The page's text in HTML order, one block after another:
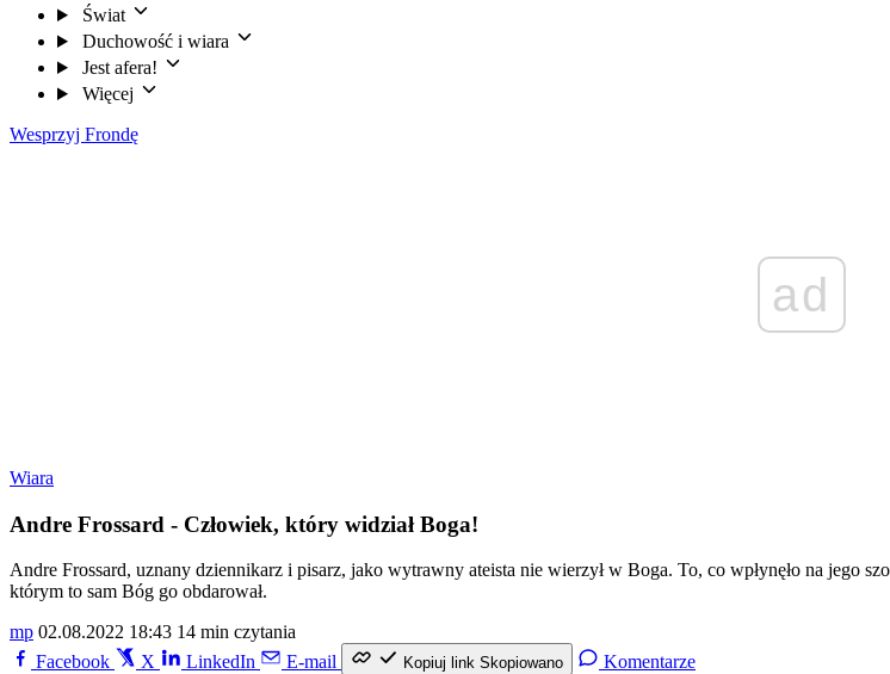
Świat
Duchowość i wiara
Jest afera!
Więcej
Wesprzyj Frondę
ad
Wiara
Andre Frossard - Człowiek, który widział Boga!
Andre Frossard, uznany dziennikarz i pisarz, jako wytrawny ateista nie wierzył w Boga. To, co wpłynęło na jego
którym to sam Bóg go obdarował.
mp 02.08.2022 18:43 14 min czytania
Facebook
X LinkedIn E-mail Kopiuj link Skopiowano Komentarze